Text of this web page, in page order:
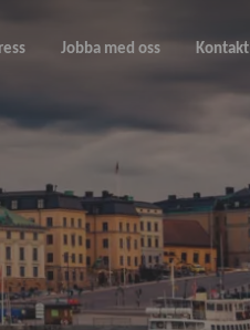
Jobba med oss Kontakt